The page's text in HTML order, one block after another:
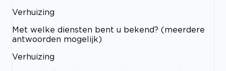
Verhuizing
Met welke diensten bent u bekend? (meerdere
antwoorden mogelijk)
Verhuizing